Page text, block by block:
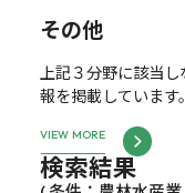
その他
上記３分野に該当
報を掲載しています。
VIEW MORE
検索結果